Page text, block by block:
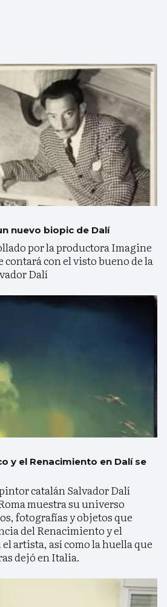
nuevo biopic de Dalí
por la productora Imagine
con el visto bueno de la
Dalí
y el Renacimiento en Dalí se
catalán Salvador Dalí
muestra su universo
fotografías y objetos que
del Renacimiento y el
artista, así como la huella que
dejó en Italia.